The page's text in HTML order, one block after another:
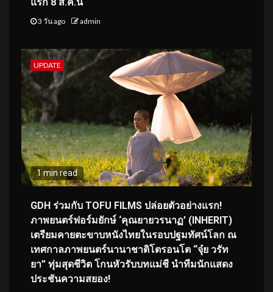
3 วัน ago admin
UPDATE
1 min read
GDH ร่วมกับ TOFU FILMS ปล่อยตัวอย่างแรก!
ภาพยนตร์ฟอร์มยักษ์ ‘คุณยายวรนาฏ’ (INHERIT)
เตรียมคายตะขาบหนังไทยในรอบปฐมทัศน์โลก ณ
เทศกาลภาพยนตร์นานาชาติโตรอนโต “จุ๋ย วรัท
ยา” ทุ่มสุดชีวิต โกนหัวรับบทแม่ชี นำทีมนักแสดง
ประชันความสยอง!